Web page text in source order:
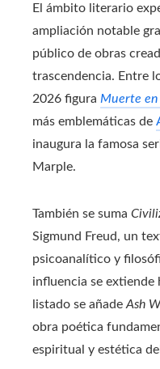
El ámbito literario
ampliación notable
público de obras
trascendencia. Entre
2026 figura Muerte
más emblemáticas de
inaugura la famosa
Marple.
También se suma
Sigmund Freud, un
psicoanalítico y
influencia se extiende
listado se añadeAsh
obra poética
espiritual y estética